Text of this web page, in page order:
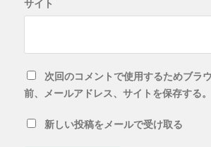
サイト
次回のコメントで使用するためブラ
前、メールアドレス、サイトを保存する。
新しい投稿をメールで受け取る